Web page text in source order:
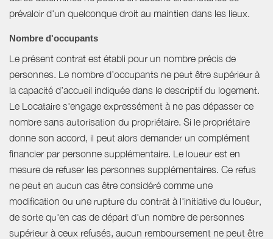
prévaloir d'un quelconque droit au maintien dans les lieux.
Nombre d'occupants
Le présent contrat est établi pour un nombre précis de
personnes. Le nombre d’occupants ne peut être supérieur à
la capacité d’accueil indiquée dans le descriptif du logement.
Le Locataire s'engage expressément à ne pas dépasser ce
nombre sans autorisation du propriétaire. Si le propriétaire
donne son accord, il peut alors demander un complément
financier par personne supplémentaire. Le loueur est en
mesure de refuser les personnes supplémentaires. Ce refus
ne peut en aucun cas être considéré comme une
modification ou une rupture du contrat à l'initiative du loueur,
de sorte qu'en cas de départ d'un nombre de personnes
supérieur à ceux refusés, aucun remboursement ne peut être